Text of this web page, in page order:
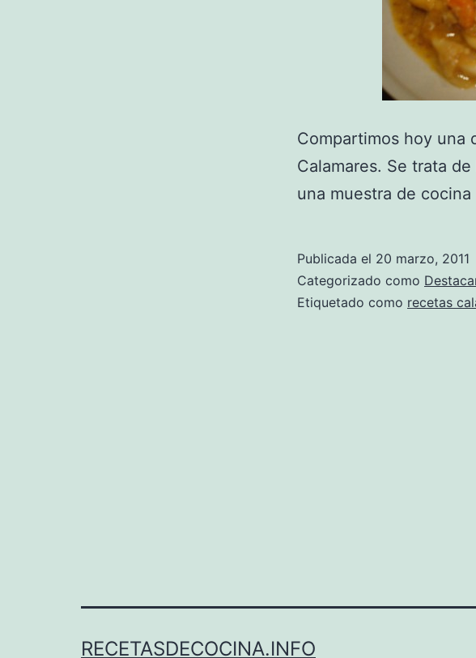
Compartimos hoy una
Calamares. Se trata
una muestra de
Publicada el 20 marzo, 2011
Categorizado como
Etiquetado como recetas
RECETASDECOCINA.INFO